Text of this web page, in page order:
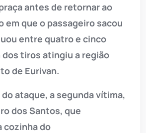
antes de retornar ao
em que o passageiro sacou
entre quatro e cinco
dos tiros atingiu a região
de Eurivan.
ataque, a segunda vítima,
dos Santos, que
cozinha do